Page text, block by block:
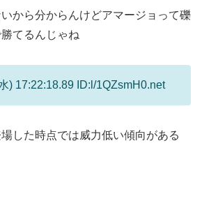
から分からんけどアマージョって礫
てるんじゃね
) 17:22:18.89 ID:l/1QZsmH0.net
した時点では威力低い傾向がある